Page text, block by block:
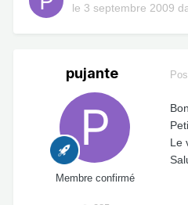
le 3 septembre 2009
pujante
Membre confirmé
Le